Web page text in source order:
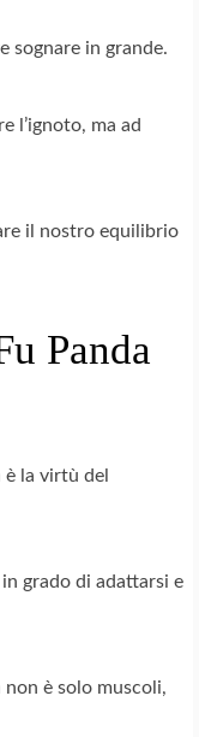
sognare in grande.
l’ignoto, ma ad
il nostro equilibrio
Panda
è la virtù del
grado di adattarsi e
non è solo muscoli,